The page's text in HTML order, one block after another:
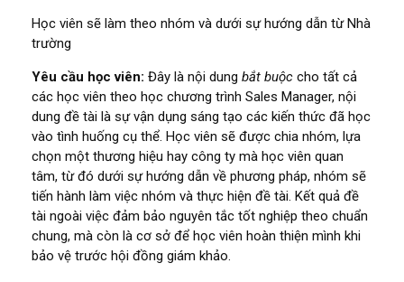
Học viên sẽ làm theo nhóm và dưới sự hướng dẫn từ Nhà
trường
Yêu cầu học viên: Đây là nội dung bắt buộc cho tất cả
các học viên theo học chương trình Sales Manager, nội
dung đề tài là sự vận dụng sáng tạo các kiến thức đã học
vào tình huống cụ thể. Học viên sẽ được chia nhóm, lựa
chọn một thương hiệu hay công ty mà học viên quan
tâm, từ đó dưới sự hướng dẫn về phương pháp, nhóm sẽ
tiến hành làm việc nhóm và thực hiện đề tài. Kết quả đề
tài ngoài việc đảm bảo nguyên tắc tốt nghiệp theo chuẩn
chung, mà còn là cơ sở để học viên hoàn thiện mình khi
bảo vệ trước hội đồng giám khảo.